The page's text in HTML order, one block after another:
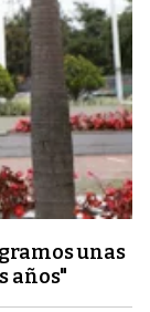
unas
años"